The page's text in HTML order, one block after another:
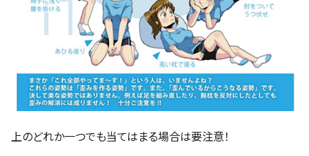
上のどれか一つでも当てはまる場合は要注意！